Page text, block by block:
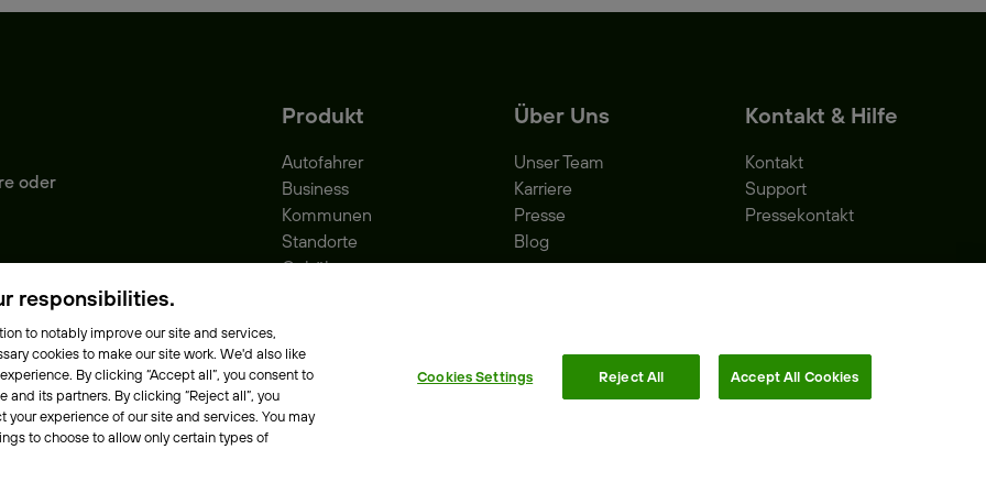
oder
Produkt
Autofahrer
Business
Kommunen
Standorte
Gebühren
Über Uns
Unser Team
Karriere
Presse
Blog
Kontakt & Hilfe
Kontakt
Support
Pressekontakt
RichtlinieErklärung zur Barrierefreiheit
responsibilities.
to notably improve our site and services,
cookies to make our site work. We'd also like
By clicking “Accept all”, you consent to
its partners. By clicking “Reject all”, you
experience of our site and services. You may
to choose to allow only certain types of
Cookies Settings Reject All Accept All Cookies